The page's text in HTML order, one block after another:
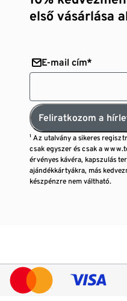
első vásárlása
E-mail cím*
Feliratkozom a
¹ Az utalvány a sikeres
csak egyszer és csak a
érvényes kávéra, kapszulás
ajándékkártyákra, más
készpénzre nem váltható.